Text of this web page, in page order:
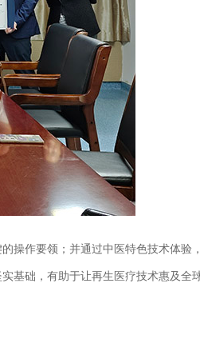
操作要领；并通过中医特色技术体验
基础，有助于让再生医疗技术惠及全